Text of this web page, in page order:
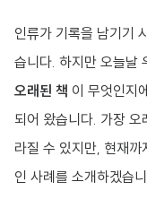
인류가 기록을 남기기
습니다. 하지만 오늘날
오래된 책 이 무엇인지
되어 왔습니다. 가장
라질 수 있지만, 현재
인 사례를 소개하겠습